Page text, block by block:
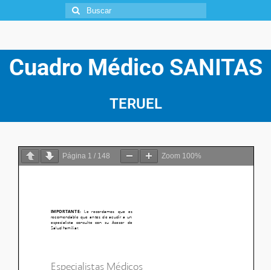
Cuadro Médico SANITAS
TERUEL
Página 1 / 148 Zoom 100%